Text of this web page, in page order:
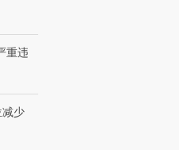
视线｜“入侵”还是“人道危
重违
少